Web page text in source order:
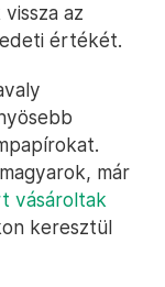
az
értékét.
már
vásároltak
keresztül